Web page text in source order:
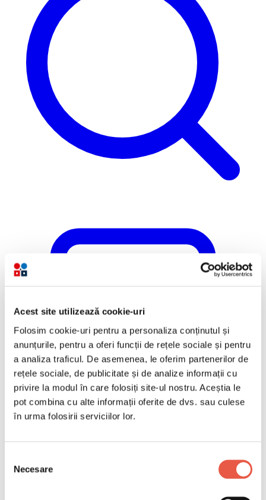
Acest site utilizează cookie-uri
Folosim cookie-uri pentru a personaliza conținutul și
anunțurile, pentru a oferi funcții de rețele sociale și pentru
a analiza traficul. De asemenea, le oferim partenerilor de
rețele sociale, de publicitate și de analize informații cu
privire la modul în care folosiți site-ul nostru. Aceștia le
pot combina cu alte informații oferite de dvs. sau culese
în urma folosirii serviciilor lor.
consimțământului
Necesare